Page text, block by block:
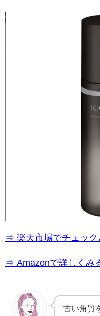
⇒ 楽天市場でチェック
⇒ Amazonで詳しくみ
古い角質